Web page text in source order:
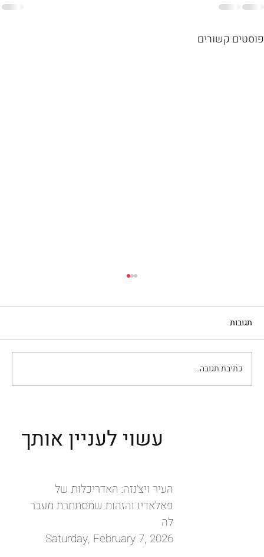
פוסטים קשורים
שמסתתרת מעבר לה
תגובות
כתיבת תגובה...
העיר ויצ׳נזה: האדריכלות של
פאלאדיו והזהות שמסתתרת מעבר
לה
Saturday, February 7, 2026
עשוי לעניין אותך